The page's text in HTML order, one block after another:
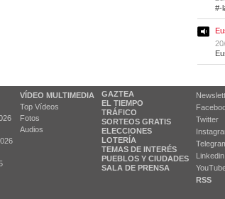
#-
VÍDEO MULTIMEDIA
Top Vídeos
Fotos
Audios
GAZTEA
EL TIEMPO
TRÁFICO
SORTEOS GRATIS
ELECCIONES
LOTERÍA
TEMAS DE INTERÉS
PUEBLOS Y CIUDADES
SALA DE PRENSA
Twitter
Linkedin
RSS